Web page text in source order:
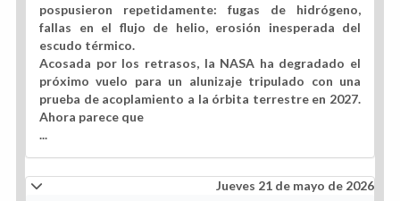
pospusieron repetidamente: fugas de hidrógeno,
fallas en el flujo de helio, erosión inesperada del
escudo térmico.
Acosada por los retrasos, la NASA ha degradado el
próximo vuelo para un alunizaje tripulado con una
prueba de acoplamiento a la órbita terrestre en 2027.
Ahora parece que
...
Jueves 21 de mayo de 2026